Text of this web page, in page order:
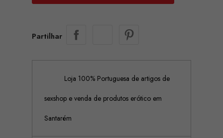
Partilhar
Loja 100% Portuguesa de artigos de
sexshop e venda de produtos erótico em
Santarém